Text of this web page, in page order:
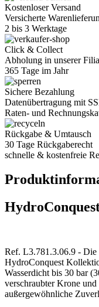
Kostenloser Versand
Versicherte
2 bis 3 Werktage
Click & Collect
Abholung in unserer
365 Tage im Jahr
Sichere Bezahlung
Datenübertragung mit
Raten- und
Rückgabe & Umtausch
30 Tage Rückgaberecht
schnelle & kostenfreie
Ref. L3.781.3.06.9 - Die
HydroConquest
Wasserdicht bis 30 bar
verschraubter Krone und
außergewöhnliche